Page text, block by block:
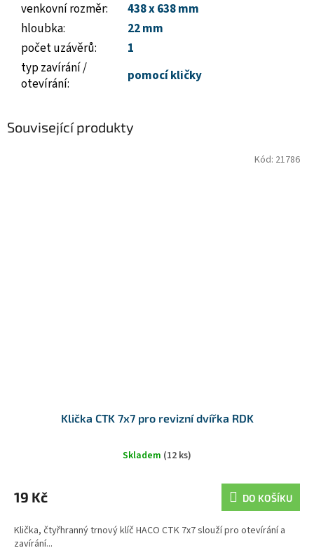
venkovní rozměr:
438 x 638 mm
hloubka:
22 mm
počet uzávěrů:
1
typ zavírání /
otevírání: pomocí kličky
Související produkty
Klička CTK 7x7 pro revizní dvířka RDK
Skladem (12 ks)
19 Kč DO KOŠÍKU
Klička, čtyřhranný trnový klíč HACO CTK 7x7 slouží pro otevírání a
zavírání...
Kód: 21786